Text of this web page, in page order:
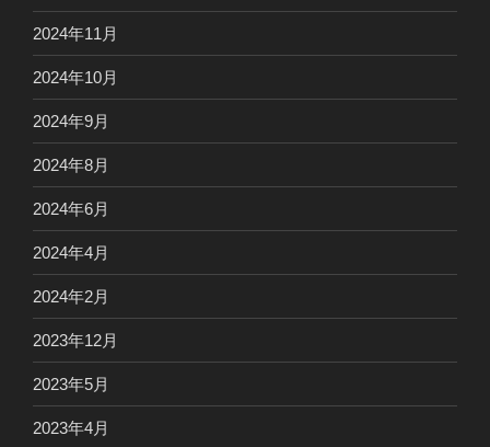
2024年11月
2024年10月
2024年9月
2024年8月
2024年6月
2024年4月
2024年2月
2023年12月
2023年5月
2023年4月